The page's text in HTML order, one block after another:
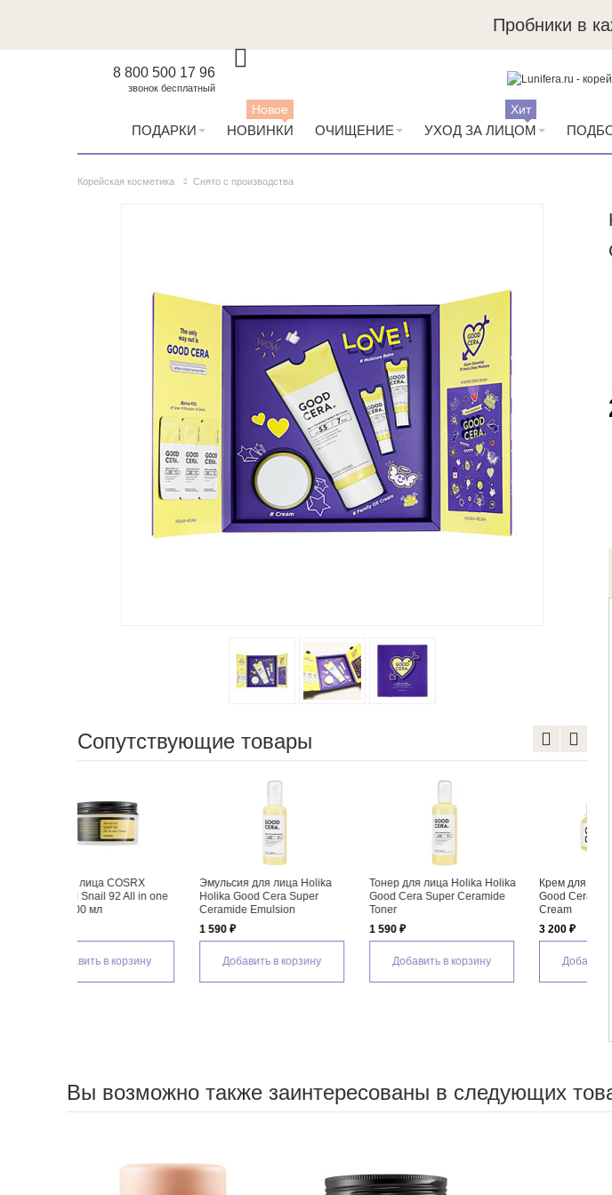
Пробники в
8 800 500 17 96
звонок бесплатный
ПОДАРКИ НОВИНКИ
Новое
ОЧИЩЕНИЕ УХОД ЗА ЛИЦОМ
Хит
Корейская косметика Снято с производства
Сопутствующие товары
Тонер для лица Holika Holika
Good Cera Super Ceramide
Toner
Добавить в корзину
Крем для лица Holika Holika
Good Cera Super Ceramide
Cream
Добавить в корзину
Бальзам для губ Holika Holika
Good Cera Super Ceramide
Добавить в корзину
Вы возможно также заинтересованы в следующих